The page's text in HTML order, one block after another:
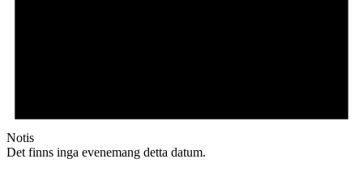
Notis
Det finns inga evenemang detta datum.